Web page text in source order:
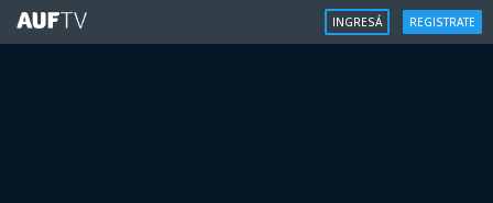
INGRESÁ REGISTRATE